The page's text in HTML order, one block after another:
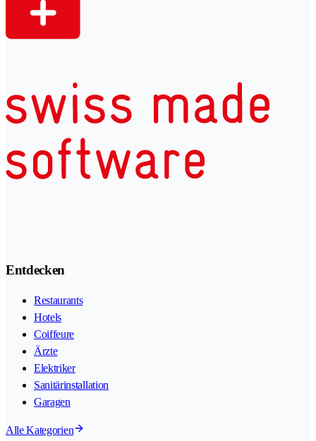
Entdecken
Restaurants
Hotels
Coiffeure
Ärzte
Elektriker
Sanitärinstallation
Garagen
Alle Kategorien